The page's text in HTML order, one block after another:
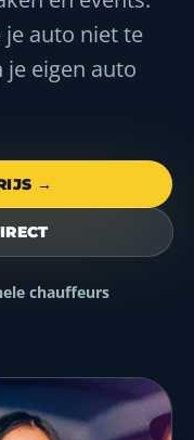
je auto niet te
eigen auto
→
chauffeurs